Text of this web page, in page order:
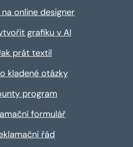
online designer
grafiku v AI
prát textil
kladené otázky
program
formulář
řád